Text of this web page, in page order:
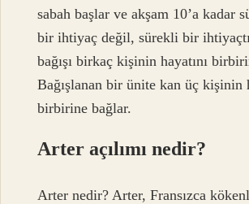
sabah başlar ve akşam 10’a kadar
bir ihtiyaç değil, sürekli bir
bağışı birkaç kişinin hayatını
Bağışlanan bir ünite kan üç kişinin
birbirine bağlar.
Arter açılımı nedir?
Arter nedir? Arter, Fransızca